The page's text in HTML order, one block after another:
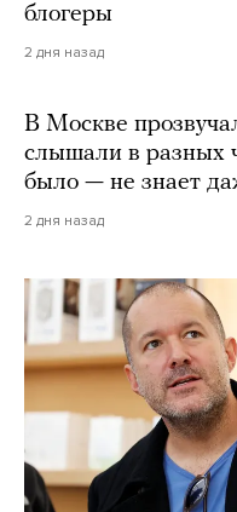
блогеры
2 дня назад
В Москве
слышали в разных
было — не знает
2 дня назад